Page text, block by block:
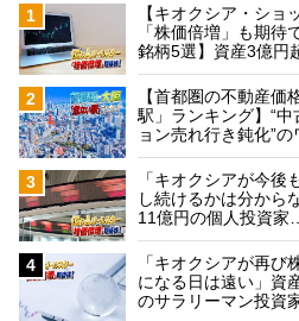
1
【キオクシア・ショ
「株価倍増」も期待
銘柄5選】資産3億円
2
【首都圏の不動産価
駅」ランキング】“中
ョン売れ行き鈍化”の
3
「キオクシアが今後
し続けるかは分から
11億円の個人投資家…
4
「キオクシアが再び
になる日は遠い」資
のサラリーマン投資